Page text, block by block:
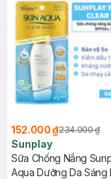
152.000 ₫234.000 ₫
Sunplay
Sữa Chống Nắng
Aqua Dưỡng Da Sáng